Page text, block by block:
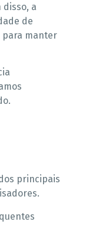
disso, a
de
para manter
principais